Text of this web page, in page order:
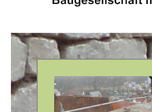
Unser Unternehmen
Leistungsprofil
Stellenangebot
Kontakt